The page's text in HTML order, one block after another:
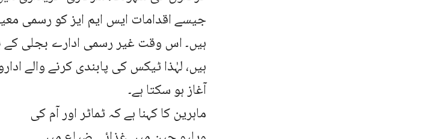
جیسے اقدامات ایس ایم ایز کو رسمی
ہیں۔ اس وقت غیر رسمی ادارے بجلی کے
ہیں، لہٰذا ٹیکس کی پابندی کرنے والے
آغاز ہو سکتا ہے۔
ماہرین کا کہنا ہے کہ ٹماٹر اور آم کی